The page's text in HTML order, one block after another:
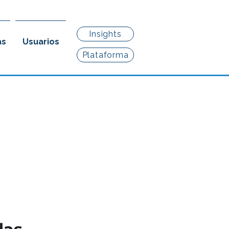
Usuarios
Insights
Plataforma